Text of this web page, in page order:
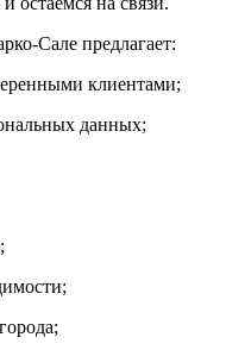
Сале предлагает:
клиентами;
данных;